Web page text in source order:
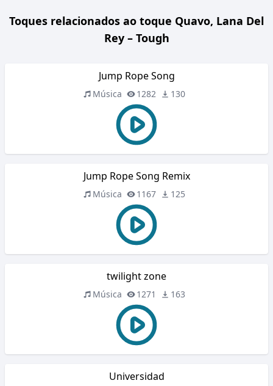
Toques relacionados ao toque Quavo, Lana Del
Rey – Tough
Jump Rope Song
Música 1282 130
Jump Rope Song Remix
Música 1167 125
twilight zone
Música 1271 163
Universidad